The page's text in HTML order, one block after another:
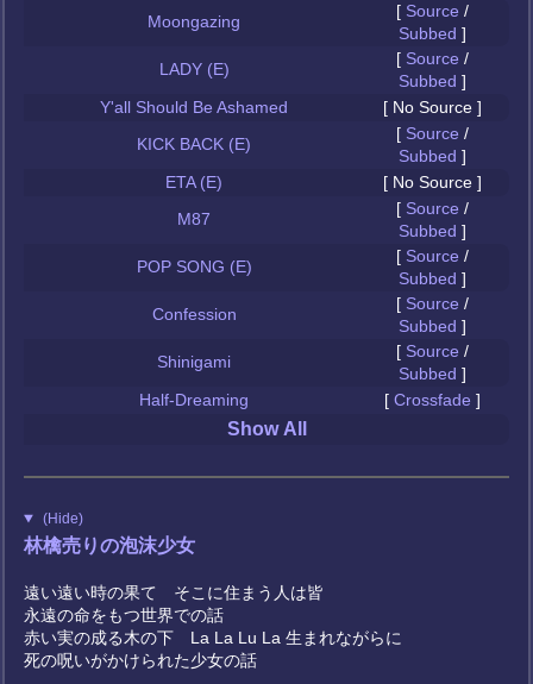
Moongazing
[ Source /
Subbed ]
LADY (E)
[ Source /
Subbed ]
Y'all Should Be Ashamed
[ No Source ]
KICK BACK (E)
[ Source /
Subbed ]
ETA (E)
[ No Source ]
M87
[ Source /
Subbed ]
POP SONG (E)
[ Source /
Subbed ]
Confession
[ Source /
Subbed ]
Shinigami
[ Source /
Subbed ]
Half-Dreaming
[ Crossfade ]
Show All
(Hide)
林檎売りの泡沫少女
遠い遠い時の果て そこに住まう人は皆
永遠の命をもつ世界での話
赤い実の成る木の下 La La Lu La 生まれながらに
死の呪いがかけられた少女の話